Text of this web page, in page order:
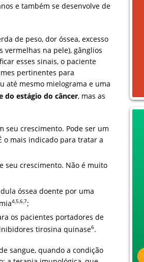
e também se desenvolve de
de peso, dor óssea, excesso
na pele), gânglios
esses sinais, o paciente
pertinentes para
até mesmo mielograma e uma
do estágio do câncer, mas as
seu crescimento. Pode ser um
o mais indicado para tratar a
seu crescimento. Não é muito
óssea doente por uma
4,5,6,7;
os pacientes portadores de
tirosina quinase6.
sangue, quando a condição